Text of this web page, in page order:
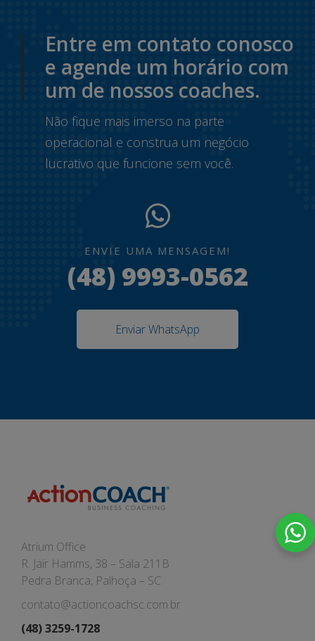
Entre em contato conosco
e agende um horário com
um de nossos coaches.
Não fique mais imerso na parte
operacional e construa um negócio
lucrativo que funcione sem você.
ENVIE UMA MENSAGEM!
(48) 9993-0562
Enviar WhatsApp
Atrium Office
R. Jair Hamms, 38 – Sala 211B
Pedra Branca, Palhoça – SC
contato@actioncoachsc.com.br
(48) 3259-1728